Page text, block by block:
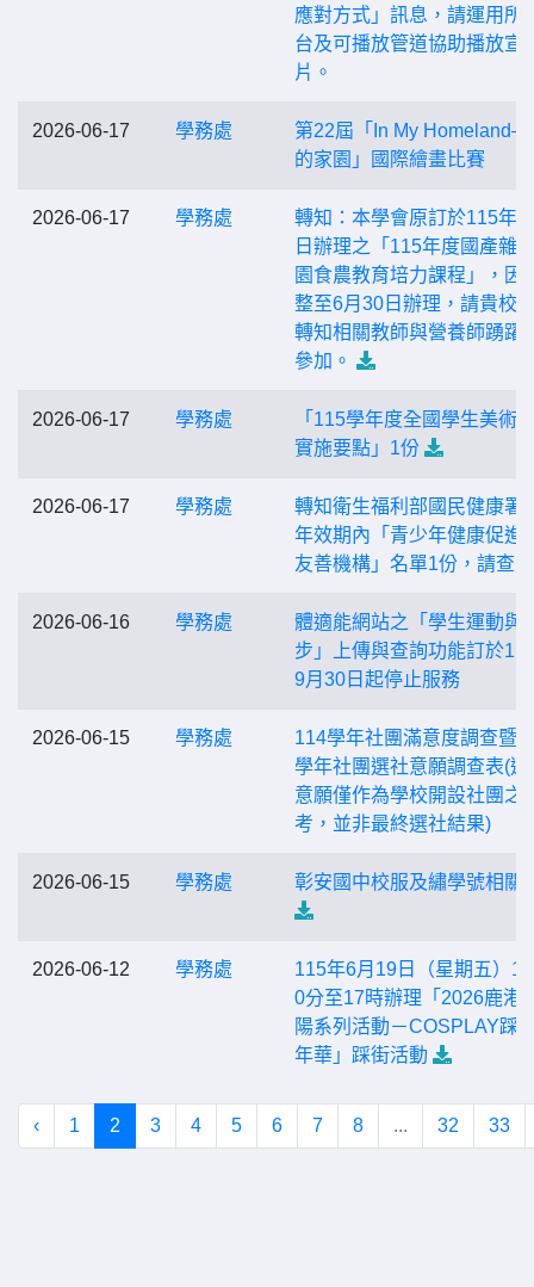
應對方式」訊息，請運用所
台及可播放管道協助播放宣
片。
2026-06-17 學務處
第22屆「In My Homeland—
的家園」國際繪畫比賽
2026-06-17 學務處
轉知：本學會原訂於115年6
日辦理之「115年度國產雜
園食農教育培力課程」，因
整至6月30日辦理，請貴校
轉知相關教師與營養師踴躍
參加。
2026-06-17 學務處
「115學年度全國學生美術
實施要點」1份
2026-06-17 學務處
轉知衛生福利部國民健康署
年效期內「青少年健康促進
友善機構」名單1份，請查
2026-06-16 學務處
體適能網站之「學生運動與
步」上傳與查詢功能訂於
9月30日起停止服務
2026-06-15 學務處
114學年社團滿意度調查暨
學年社團選社意願調查表(選
意願僅作為學校開設社團之
考，並非最終選社結果)
2026-06-15 學務處 彰安國中校服及繡學號相關
2026-06-12 學務處
115年6月19日（星期五）
0分至17時辦理「2026鹿港
陽系列活動－COSPLAY踩
年華」踩街活動
‹ 1 2 3 4 5 6 7 8 ... 32 33